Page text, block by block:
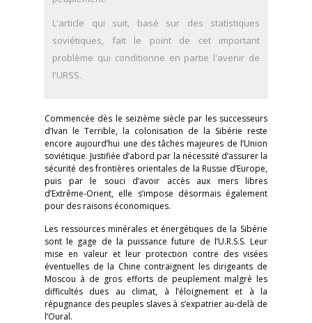
L'article qui suit, basé sur des statistiques
soviétiques, fait le point de cet important
problème qui conditionne en partie l'avenir de
l'URSS.
Commencée dès le seizième siècle par les successeurs
d’Ivan le Terrible, la colonisation de la Sibérie reste
encore aujourd’hui une des tâches majeures de l’Union
soviétique. Justifiée d’abord par la nécessité d’assurer la
sécurité des frontières orientales de la Russie d’Europe,
puis par le souci d’avoir accès aux mers libres
d’Extrême-Orient, elle s’impose désormais également
pour des raisons économiques.
Les ressources minérales et énergétiques de la Sibérie
sont le gage de la puissance future de l’U.R.S.S. Leur
mise en valeur et leur protection contre des visées
éventuelles de la Chine contraignent les dirigeants de
Moscou à de gros efforts de peuplement malgré les
difficultés dues au climat, à l’éloignement et à la
répugnance des peuples slaves à s’expatrier au-delà de
l’Oural.